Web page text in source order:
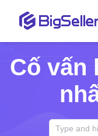
Cố vấn